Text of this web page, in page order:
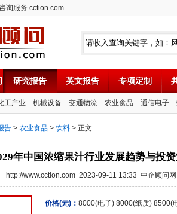
询服务 cction.com
研究报告 英文报告 专项定制
工产业 机械设备 交通物流 农业食品 通信电子
告 > 农业食品 > 饮料 > 正文
年中国浓缩果汁行业发展趋势与投
http://www.cction.com 2023-09-11 13:33 中企顾问网
价格(元)： 8000(电子) 8000(纸质) 8500(